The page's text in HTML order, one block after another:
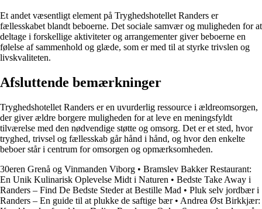
Et andet væsentligt element på Tryghedshotellet Randers er
fællesskabet blandt beboerne. Det sociale samvær og muligheden for at
deltage i forskellige aktiviteter og arrangementer giver beboerne en
følelse af sammenhold og glæde, som er med til at styrke trivslen og
livskvaliteten.
Afsluttende bemærkninger
Tryghedshotellet Randers er en uvurderlig ressource i ældreomsorgen,
der giver ældre borgere muligheden for at leve en meningsfyldt
tilværelse med den nødvendige støtte og omsorg. Det er et sted, hvor
tryghed, trivsel og fællesskab går hånd i hånd, og hvor den enkelte
beboer står i centrum for omsorgen og opmærksomheden.
30eren Grenå og Vinmanden Viborg • Bramslev Bakker Restaurant:
En Unik Kulinarisk Oplevelse Midt i Naturen • Bedste Take Away i
Randers – Find De Bedste Steder at Bestille Mad • Pluk selv jordbær i
Randers – En guide til at plukke de saftige bær• Andrea Øst Birkkjær: